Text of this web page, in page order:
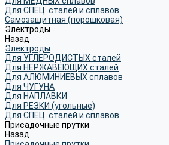
Для СПЕЦ. сталей и сплавов
Самозащитная (порошковая)
Электроды
Назад
Электроды
Для УГЛЕРОДИСТЫХ сталей
Для НЕРЖАВЕЮЩИХ сталей
Для АЛЮМИНИЕВЫХ сплавов
Для ЧУГУНА
Для НАПЛАВКИ
Для РЕЗКИ (угольные)
Для СПЕЦ. сталей и сплавов
Присадочные прутки
Назад